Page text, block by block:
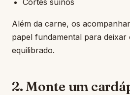
Além da carne, os
papel fundamental para
equilibrado.
2. Monte um